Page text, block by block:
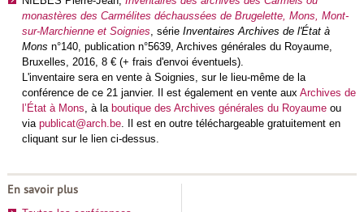
monastères des Carmélites déchaussées de Brugelette, Mons, Mont-
sur-Marchienne et Soignies , série Inventaires Archives de l'État à
Mons n°140, publication n°5639, Archives générales du Royaume,
Bruxelles, 2016, 8 € (+ frais d'envoi éventuels).
L'inventaire sera en vente à Soignies, sur le lieu-même de la
conférence de ce 21 janvier. Il est également en vente aux Archives de
l’État à Mons , à la boutique des Archives générales du Royaumeou
via publicat@arch.be. Il est en outre téléchargeable gratuitement en
cliquant sur le lien ci-dessus.
En savoir plus